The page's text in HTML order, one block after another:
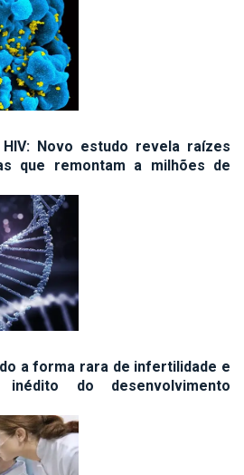
Novo estudo revela raízes
que remontam a milhões de
a forma rara de infertilidade e
inédito do desenvolvimento